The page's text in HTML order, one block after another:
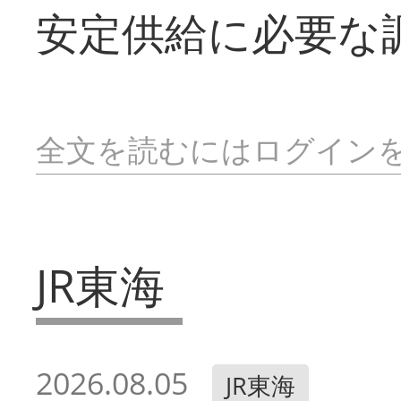
安定供給に必要
全文を読むにはログイン
JR東海
2026.08.05 JR東海